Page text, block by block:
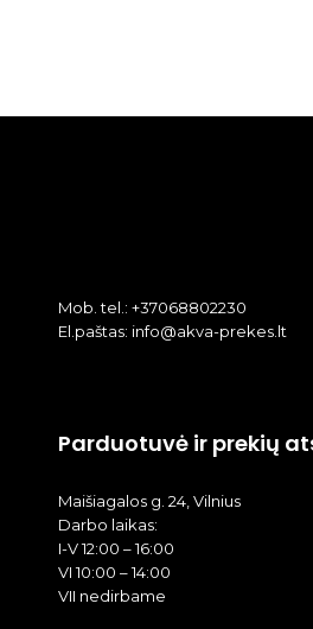
Mob. tel.: +37068802230
El.paštas: info@akva-prekes.lt
Parduotuvė ir prekių
Maišiagalos g. 24, Vilnius
Darbo laikas:
I-V 12:00 – 16:00
VI 10:00 – 14:00
VII nedirbame